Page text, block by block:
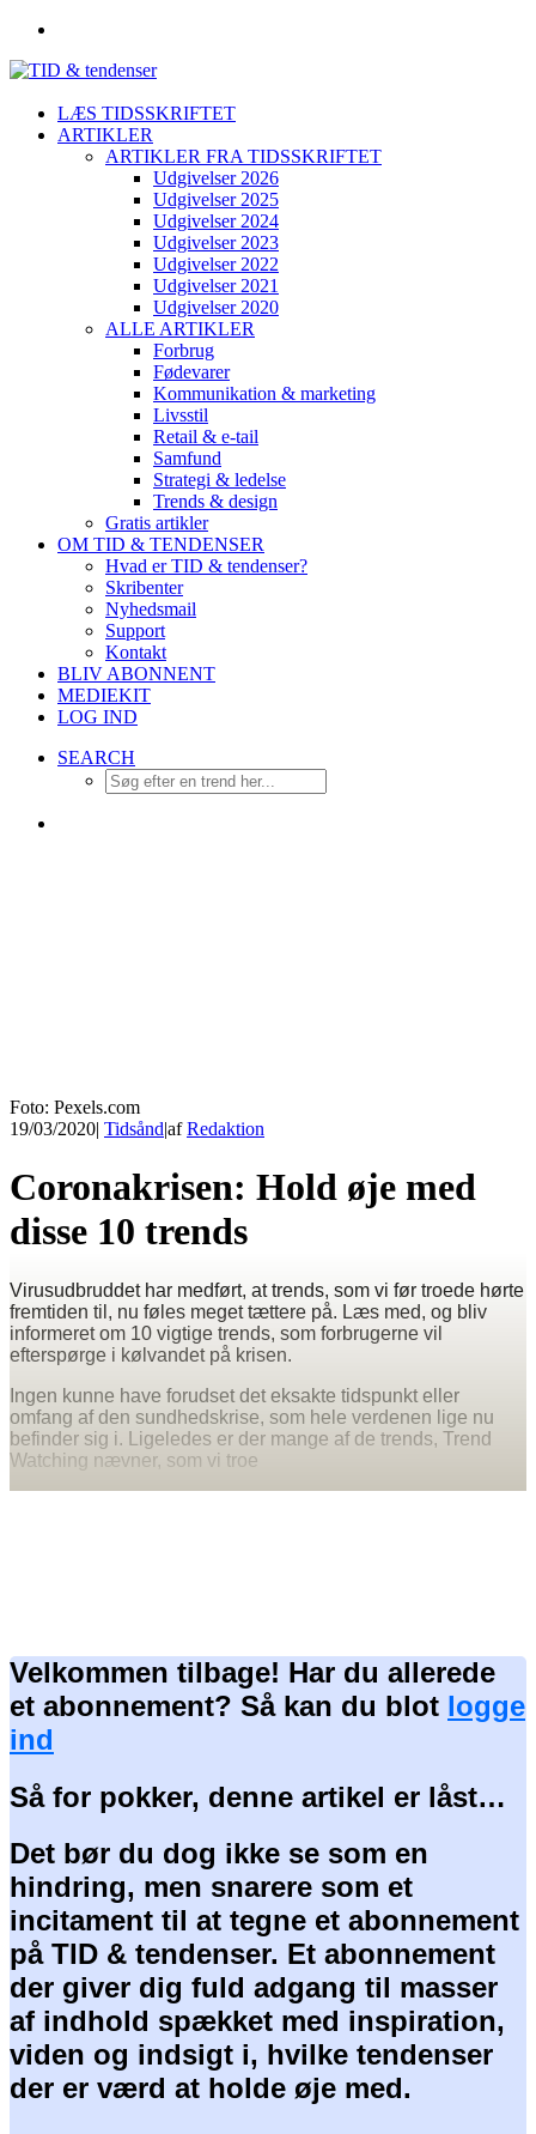
LÆS TIDSSKRIFTET
ARTIKLER
ARTIKLER FRA TIDSSKRIFTET
Udgivelser 2026
Udgivelser 2025
Udgivelser 2024
Udgivelser 2023
Udgivelser 2022
Udgivelser 2021
Udgivelser 2020
ALLE ARTIKLER
Forbrug
Fødevarer
Kommunikation & marketing
Livsstil
Retail & e-tail
Samfund
Strategi & ledelse
Trends & design
Gratis artikler
OM TID & TENDENSER
Hvad er TID & tendenser?
Skribenter
Nyhedsmail
Support
Kontakt
BLIV ABONNENT
MEDIEKIT
LOG IND
SEARCH
Foto: Pexels.com
19/03/2020| Tidsånd|afRedaktion
Coronakrisen: Hold øje med
disse 10 trends
Virusudbruddet har medført, at trends, som vi før troede hørte
fremtiden til, nu føles meget tættere på. Læs med, og bliv
informeret om 10 vigtige trends, som forbrugerne vil
efterspørge i kølvandet på krisen.
Ingen kunne have forudset det eksakte tidspunkt eller
omfang af den sundhedskrise, som hele verdenen lige nu
befinder sig i. Ligeledes er der mange af de trends, Trend
Watching nævner, som vi troe
Velkommen tilbage! Har du allerede
et abonnement? Så kan du blot logge
ind
Så for pokker, denne artikel er låst…
Det bør du dog ikke se som en
hindring, men snarere som et
incitament til at tegne et abonnement
på TID & tendenser. Et abonnement
der giver dig fuld adgang til masser
af indhold spækket med inspiration,
viden og indsigt i, hvilke tendenser
der er værd at holde øje med.